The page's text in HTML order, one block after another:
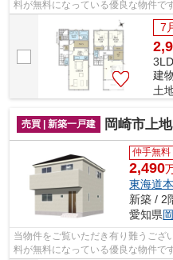
料が無料になっている優良な物件で
せて頂きますのでお気軽にお問合せ
7
建
土
売買 | 新築一戸建 岡崎市上地町字
仲手無料
2,490
東海道
新築 / 2
愛知県
当物件をご覧いただき有り難うござ
料が無料になっている優良な物件で